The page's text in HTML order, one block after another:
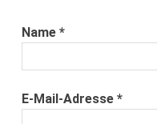
Name*
E-Mail-Adresse*